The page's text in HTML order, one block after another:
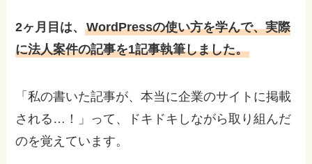
2ヶ月目は、WordPressの使い方を学んで、実際
に法人案件の記事を1記事執筆しました。
「私の書いた記事が、本当に企業のサイトに掲載
される…！」って、ドキドキしながら取り組んだ
のを覚えています。